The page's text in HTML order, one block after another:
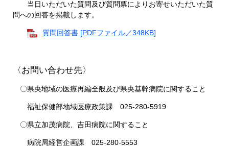
当日いただいた質問及び質問票によりお寄せいただいた質
問への回答を掲載します。
質問回答書 [PDFファイル／348KB]
〈お問い合わせ先〉
〇県央地域の医療再編全般及び県央基幹病院に関すること
福祉保健部地域医療政策課 025-280-5919
〇県立加茂病院、吉田病院に関すること
病院局経営企画課 025-280-5553